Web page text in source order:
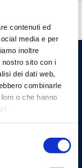
contenuti ed
media e per
inoltre
sito con i
dei dati web,
combinarle
o che hanno